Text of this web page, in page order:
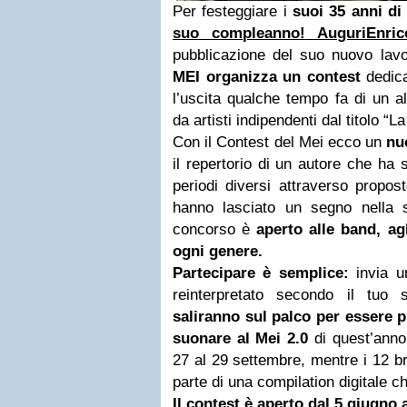
Per festeggiare i suoi 35 anni
suo compleanno!
pubblicazione del suo nuovo
MEI organizza un contest
l’uscita qualche tempo fa di un
da artisti indipendenti dal titolo
Con il Contest del Mei ecco un
il repertorio di un autore che ha
periodi diversi attraverso
hanno lasciato un segno nella
concorso èaperto alle band,
ogni genere.
Partecipare è semplice: invia
reinterpretato secondo il tuo
saliranno sul palco per essere
suonare al Mei 2.0 di
27 al 29 settembre, mentre i 12
parte di una compilation digitale